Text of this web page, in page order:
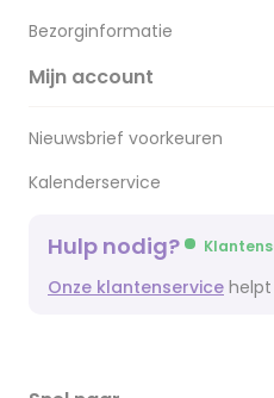
Bezorginformatie
Mijn account
Nieuwsbrief voorkeuren
Kalenderservice
Hulp nodig?
Onze klantenservice helpt